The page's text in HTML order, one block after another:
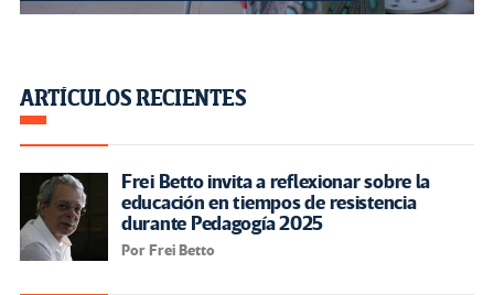
ARTÍCULOS RECIENTES
Frei Betto invita a reflexionar sobre la
educación en tiempos de resistencia
durante Pedagogía 2025
Por Frei Betto